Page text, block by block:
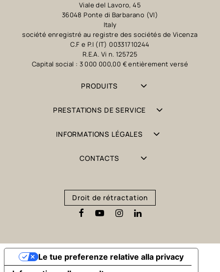
Viale del Lavoro, 45
36048 Ponte di Barbarano (VI)
Italy
société enregistré au registre des sociétés de Vicenza
C.F e P.I (IT) 00331710244
R.E.A. Vi n. 125725
Capital social : 3 000 000,00 € entièrement versé
PRODUITS
PRESTATIONS DE SERVICE
INFORMATIONS LÉGALES
CONTACTS
Droit de rétractation
Le tue preferenze relative alla privacy